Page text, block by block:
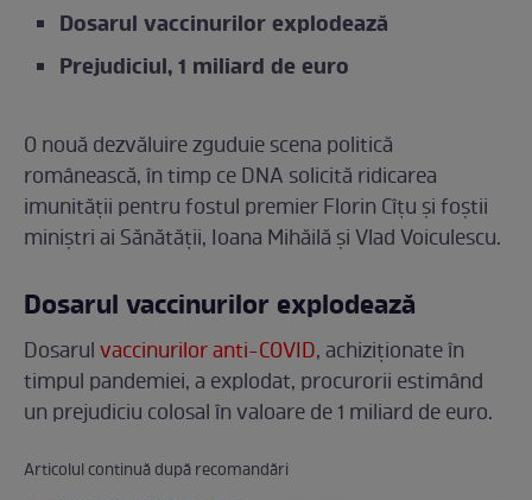
Dosarul vaccinurilor explodează
Prejudiciul, 1 miliard de euro
O nouă dezvăluire zguduie scena politică
românească, în timp ce DNA solicită ridicarea
imunității pentru fostul premier Florin Cîțu și foștii
miniștri ai Sănătății, Ioana Mihăilă și Vlad Voiculescu.
Dosarul vaccinurilor explodează
Dosarulvaccinurilor anti-COVID, achiziționate în
timpul pandemiei, a explodat, procurorii estimând
un prejudiciu colosal în valoare de 1 miliard de euro.
Articolul continuă după recomandări